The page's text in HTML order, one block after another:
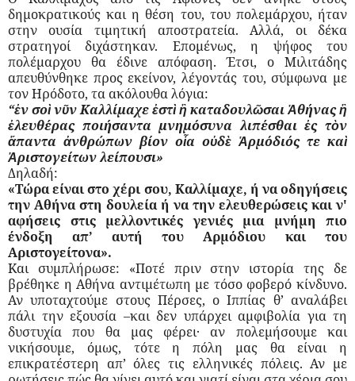
δημοκρατικούς και η θέση του, του πολεμάρχου, ήταν
στην ουσία τιμητική αποστρατεία. Αλλά, οι δέκα
στρατηγοί διχάστηκαν. Επομένως, η ψήφος του
πολέμαρχου θα έδινε απόφαση. Έτσι, ο Μιλιτάδης
απευθύνθηκε προς εκείνον, λέγοντάς του, σύμφωνα με
τον Ηρόδοτο, τα ακόλουθα λόγια:
“ἐν σοὶ νῦν Καλλίμαχε ἐστὶ ἢ καταδουλῶσαι Ἀθήναςἢ
ἐλευθέρας ποιήσαντα μνημόσυνα λιπέσθαιἐς τὸν
ἅπαντα ἀνθρώπων βίον οἷα οὐδὲ Ἁρμόδιός τε καὶ
Ἀριστογείτων λείπουσι»
Δηλαδή:
«Τώρα είναι στο χέρι σου, Καλλίμαχε, ή να οδηγήσεις
την Αθήνα στη δουλεία ή να την ελευθερώσεις και ν'
αφήσεις στις μελλοντικές γενιές μια μνήμη πιο
ένδοξη απ’ αυτή του Αρμόδιου και του
Αριστογείτονα».
Και συμπλήρωσε: «Ποτέ πριν στην ιστορία της δε
βρέθηκε η Αθήνα αντιμέτωπη με τόσο φοβερό κίνδυνο.
Αν υποταχτούμε στους Πέρσες, ο Ιππίας θ’ αναλάβει
πάλι την εξουσία –και δεν υπάρχει αμφιβολία για τη
δυστυχία που θα μας φέρει· αν πολεμήσουμε και
νικήσουμε, όμως, τότε η πόλη μας θα είναι η
επικρατέστερη απ’ όλες τις ελληνικές πόλεις. Αν με